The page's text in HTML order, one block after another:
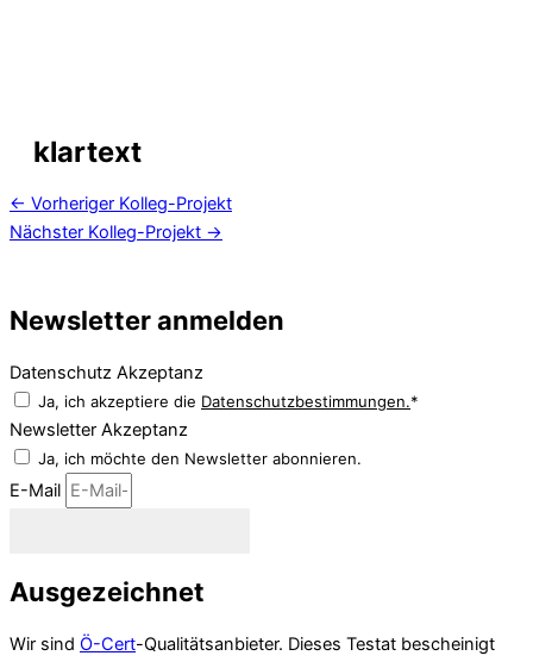
klartext
← Vorheriger Kolleg-Projekt
Nächster Kolleg-Projekt →
Newsletter anmelden
Datenschutz Akzeptanz
Ja, ich akzeptiere die Datenschutzbestimmungen.*
Newsletter Akzeptanz
Ja, ich möchte den Newsletter abonnieren.
E-Mail
Ausgezeichnet
Wir sind Ö-Cert-Qualitätsanbieter. Dieses Testat bescheinigt